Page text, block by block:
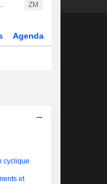
son opinion neutre ZM
Agenda
cyclique
et